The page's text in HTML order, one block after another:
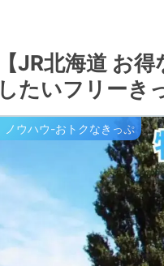
【JR北海道 お
したいフリーき
ノウハウ-おトクなきっぷ